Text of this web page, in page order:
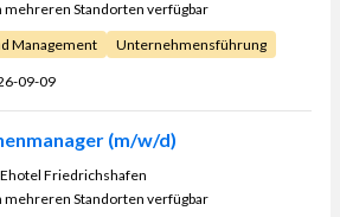
mehreren Standorten verfügbar
Management
Unternehmensführung
09-09
(m/w/d)
Friedrichshafen
mehreren Standorten verfügbar